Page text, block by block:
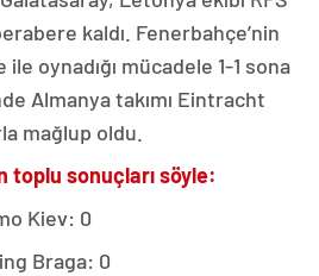
kaldı. Fenerbahçe’nin
ile oynadığı mücadele 1-1 sona
Almanya takımı Eintracht
mağlup oldu.
toplu sonuçları söyle:
Kiev: 0
Braga: 0